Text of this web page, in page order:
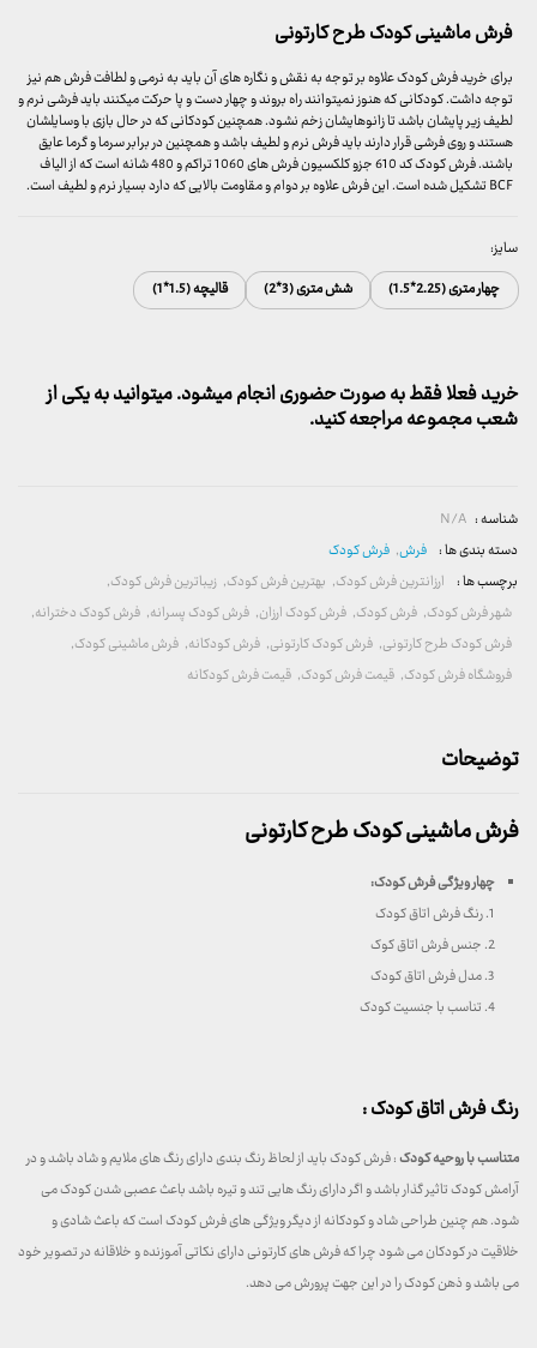
1,299,000 تومان
تا
4,999,000 تومان
فرش ماشینی کودک طرح کارتونی
برای خرید فرش کودک علاوه بر توجه به نقش و نگاره های آن باید به نرمی و لطافت فرش هم نیز
توجه داشت. کودکانی که هنوز نمیتوانند راه بروند و چهار دست و پا حرکت میکنند باید فرشی نرم و
لطیف زیر پایشان باشد تا زانوهایشان زخم نشود. همچنین کودکانی که در حال بازی با وسایلشان
هستند و روی فرشی قرار دارند باید فرش نرم و لطیف باشد و همچنین در برابر سرما و گرما عایق
باشند. فرش کودک کد 610 جزو کلکسیون فرش های 1060 تراکم و 480 شانه است که از الیاف
BCF تشکیل شده است. این فرش علاوه بر دوام و مقاومت بالایی که دارد بسیار نرم و لطیف است.
سایز:
چهار متری (2.25*1.5)
شش متری (3*2) قالیچه (1.5*1)
خرید فعلا فقط به صورت حضوری انجام میشود. میتوانید به یکی از
شعب مجموعه مراجعه کنید.
شناسه : N/A
دسته بندی ها : فرش, فرش کودک
برچسب ها : ارزانترین فرش کودک, بهترین فرش کودک, زیباترین فرش کودک,
شهر فرش کودک, فرش کودک, فرش کودک ارزان, فرش کودک پسرانه, فرش کودک دخترانه,
فرش کودک طرح کارتونی, فرش کودک کارتونی, فرش کودکانه, فرش ماشینی کودک,
فروشگاه فرش کودک, قیمت فرش کودک, قیمت فرش کودکانه
توضیحات
فرش ماشینی کودک طرح کارتونی
چهار ویژگی فرش کودک:
1. رنگ فرش اتاق کودک
2. جنس فرش اتاق کوک
3. مدل فرش اتاق کودک
4. تناسب با جنسیت کودک
رنگ فرش اتاق کودک :
متناسب با روحیه کودک: فرش کودک باید از لحاظ رنگ بندی دارای رنگ های ملایم و شاد باشد و در
آرامش کودک تاثیر گذار باشد و اگر دارای رنگ هایی تند و تیره باشد باعث عصبی شدن کودک می
شود. هم چنین طراحی شاد و کودکانه از دیگر ویژگی های فرش کودک است که باعث شادی و
خلاقیت در کودکان می شود چرا که فرش های کارتونی دارای نکاتی آموزنده و خلاقانه در تصویر خود
می باشد و ذهن کودک را در این جهت پرورش می دهد.